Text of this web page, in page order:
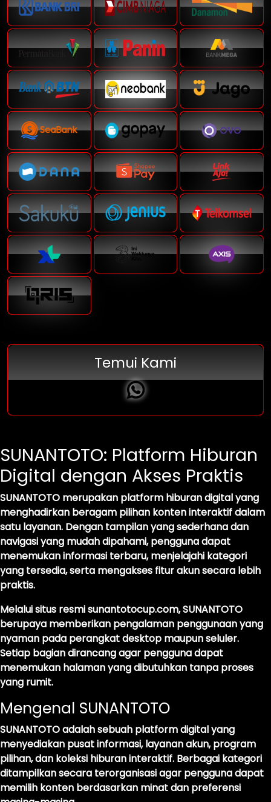
Temui Kami
SUNANTOTO: Platform Hiburan
Digital dengan Akses Praktis
SUNANTOTO merupakan platform hiburan digital yang
menghadirkan beragam pilihan konten interaktif dalam
satu layanan. Dengan tampilan yang sederhana dan
navigasi yang mudah dipahami, pengguna dapat
menemukan informasi terbaru, menjelajahi kategori
yang tersedia, serta mengakses fitur akun secara lebih
praktis.
Melalui situs resmisunantotocup.com, SUNANTOTO
berupaya memberikan pengalaman penggunaan yang
nyaman pada perangkat desktop maupun seluler.
Setiap bagian dirancang agar pengguna dapat
menemukan halaman yang dibutuhkan tanpa proses
yang rumit.
Mengenal SUNANTOTO
SUNANTOTO adalah sebuah platform digital yang
menyediakan pusat informasi, layanan akun, program
pilihan, dan koleksi hiburan interaktif. Berbagai kategori
ditampilkan secara terorganisasi agar pengguna dapat
memilih konten berdasarkan minat dan preferensi